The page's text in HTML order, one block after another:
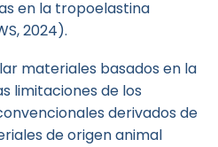
en la tropoelastina
2024).
materiales basados en la
limitaciones de los
derivados de
de origen animal